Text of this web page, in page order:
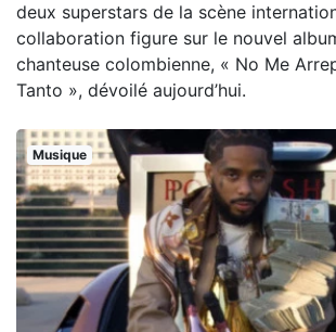
deux superstars de la scène
collaboration figure sur le nouvel
chanteuse colombienne, « No Me
Tanto », dévoilé aujourd’hui.
Musique